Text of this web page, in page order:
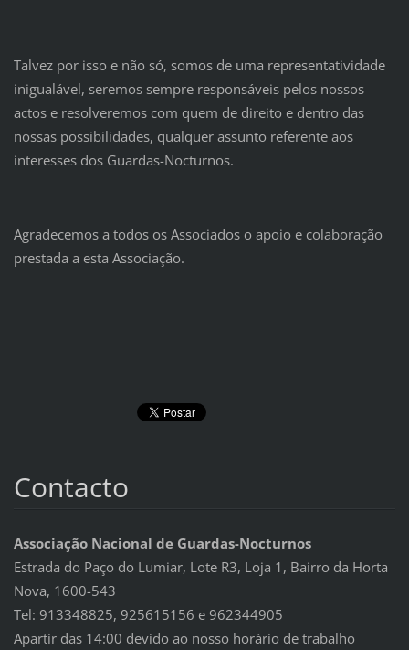
Talvez por isso e não só, somos de uma representatividade
inigualável, seremos sempre responsáveis pelos nossos
actos e resolveremos com quem de direito e dentro das
nossas possibilidades, qualquer assunto referente aos
interesses dos Guardas-Nocturnos.
Agradecemos a todos os Associados o apoio e colaboração
prestada a esta Associação.
Contacto
Associação Nacional de Guardas-Nocturnos
Estrada do Paço do Lumiar, Lote R3, Loja 1, Bairro da Horta
Nova, 1600-543
Tel: 913348825, 925615156 e 962344905
Apartir das 14:00 devido ao nosso horário de trabalho